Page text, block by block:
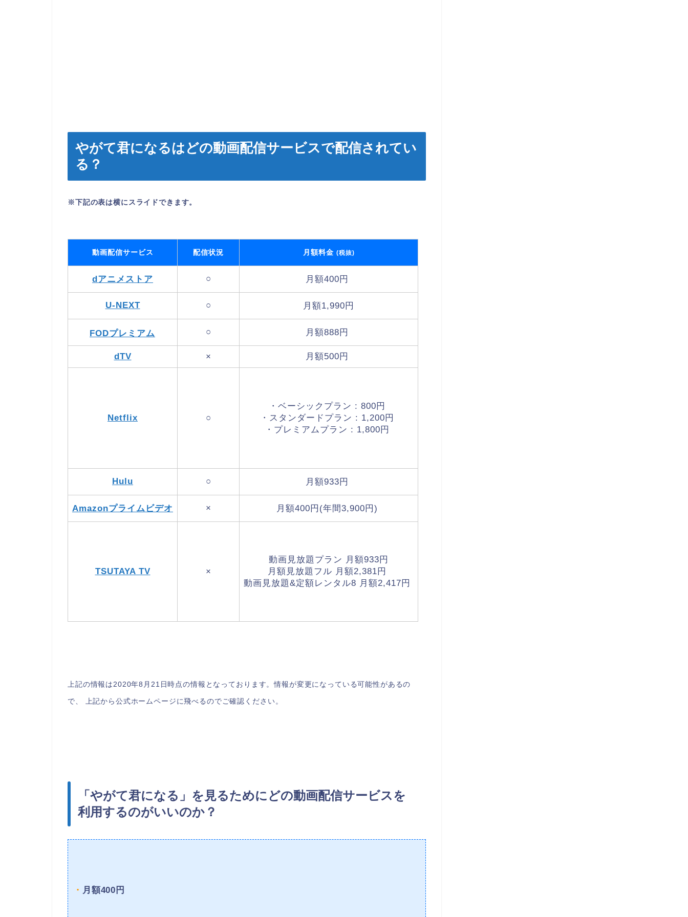
やがて君になるはどの動画配信サービスで配信されてい
る？
※下記の表は横にスライドできます。
動画配信サービス 配信状況 月額料金 (税抜)
dアニメストア ○ 月額400円
U-NEXT ○ 月額1,990円
FODプレミアム ○ 月額888円
dTV × 月額500円
Netflix ○
・ベーシックプラン : 800円
・スタンダードプラン : 1,200円
・プレミアムプラン : 1,800円
Hulu ○ 月額933円
Amazonプライムビデオ × 月額400円(年間3,900円)
TSUTAYA TV ×
動画見放題プラン 月額933円
月額見放題フル 月額2,381円
動画見放題&定額レンタル8 月額2,417円
上記の情報は2020年8月21日時点の情報となっております。情報が変更になっている可能性があるの
で、 上記から公式ホームページに飛べるのでご確認ください。
「やがて君になる」を見るためにどの動画配信サービスを
利用するのがいいのか？
・ 月額400円